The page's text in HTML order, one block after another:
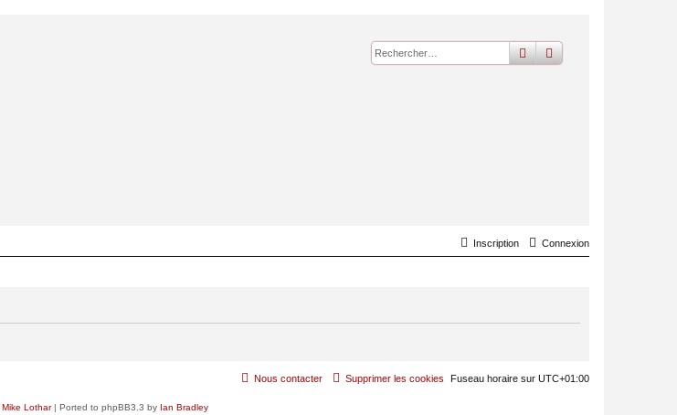
rechercher
recherche
Connexion
Inscription
Fuseau horaire sur UTC+01:00
Supprimer les cookies
Nous contacter
Mike Lothar| Ported to phpBB3.3 by Ian Bradley